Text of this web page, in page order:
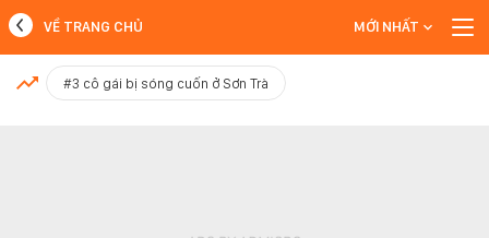
MỚI NHẤT
VỀ TRANG CHỦ MỚI NHẤT
#3 cô gái bị sóng cuốn ở Sơn Trà